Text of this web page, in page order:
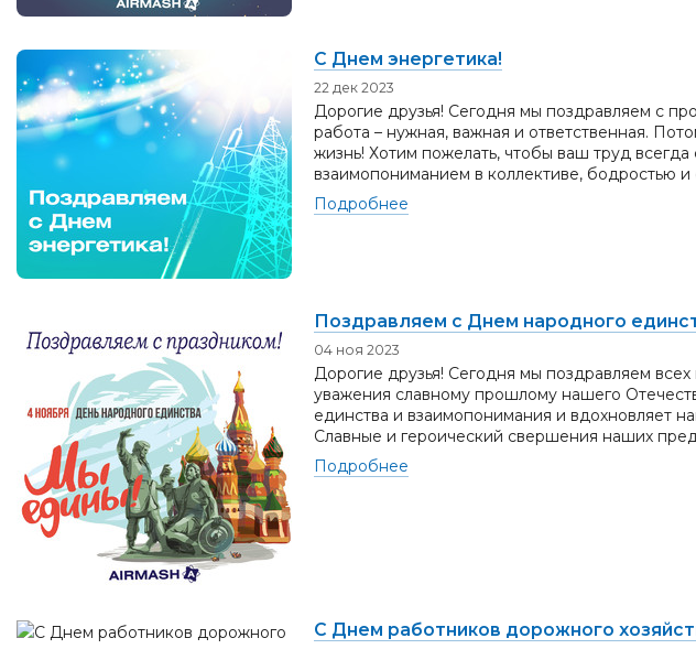
С Днем энергетика!
22 дек 2023
Дорогие друзья! Сегодня мы поздравляем с
работа – нужная, важная и ответственная.
жизнь! Хотим пожелать, чтобы ваш труд
взаимопониманием в коллективе, бодростью и
Подробнее
Поздрав­ля­ем с Днем на­род­но­го
04 ноя 2023
Дорогие друзья! Сегодня мы поздравляем
уважения славному прошлому нашего
единства и взаимопонимания и вдохновляет
Славные и героический свершения наших
Подробнее
С Днем работников дорожного